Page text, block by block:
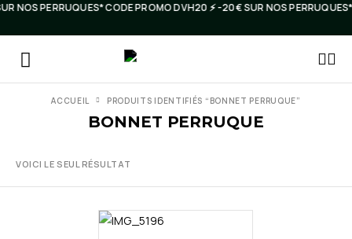
PERRUQUES* CODE PROMO DVH20 ⚡️ -20€ SUR NOS
VOICI LE SEUL RÉSULTAT
BONNET PERRUQUE
ACCUEIL PRODUITS IDENTIFIÉS “BONNET PERRUQUE”